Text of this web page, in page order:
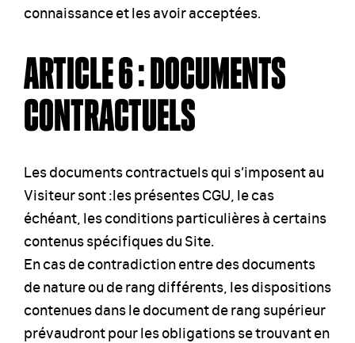
connaissance et les avoir acceptées.
ARTICLE 6 : DOCUMENTS
CONTRACTUELS
Les documents contractuels qui s’imposent au
Visiteur sont :les présentes CGU, le cas
échéant, les conditions particulières à certains
contenus spécifiques du Site.
En cas de contradiction entre des documents
de nature ou de rang différents, les dispositions
contenues dans le document de rang supérieur
prévaudront pour les obligations se trouvant en